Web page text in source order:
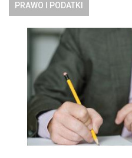
PRAWO I PODATKI